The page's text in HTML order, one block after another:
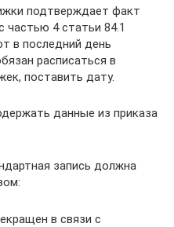
подтверждает факт
частью 4 статьи 84.1
в последний день
расписаться в
поставить дату.
данные из приказа
запись должна
в связи с